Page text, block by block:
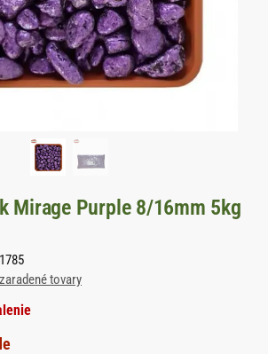
Mirage Purple 8/16mm 5kg
tovary